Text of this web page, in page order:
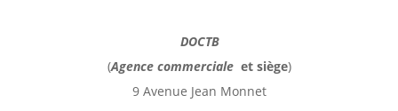
DOCTB
(Agence commerciale et siège)
9 Avenue Jean Monnet